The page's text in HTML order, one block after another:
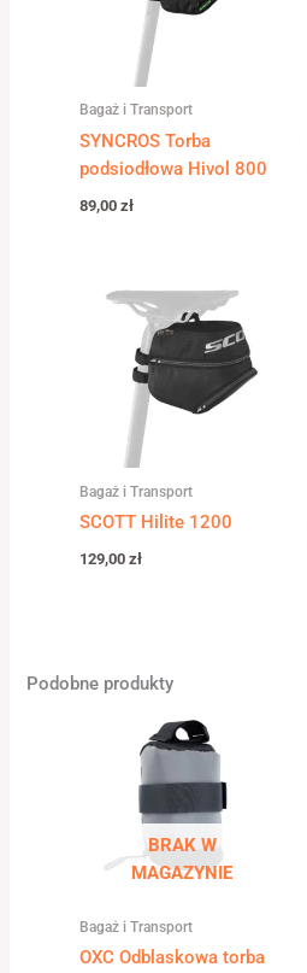
Bagaż i Transport
SYNCROS Torba
podsiodłowa Hivol 800
89,00zł
Bagaż i Transport
SCOTT Hilite 1200
129,00zł
Podobne produkty
BRAK W
MAGAZYNIE
Bagaż i Transport
OXC Odblaskowa torba